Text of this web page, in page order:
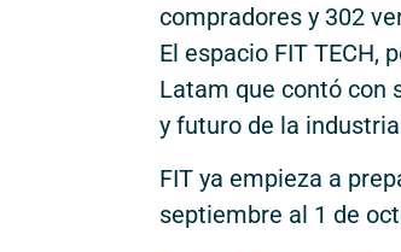
compradores y 302
El espacio FIT TECH,
Latam que contó con
y futuro de la
FIT ya empieza a
septiembre al 1 de